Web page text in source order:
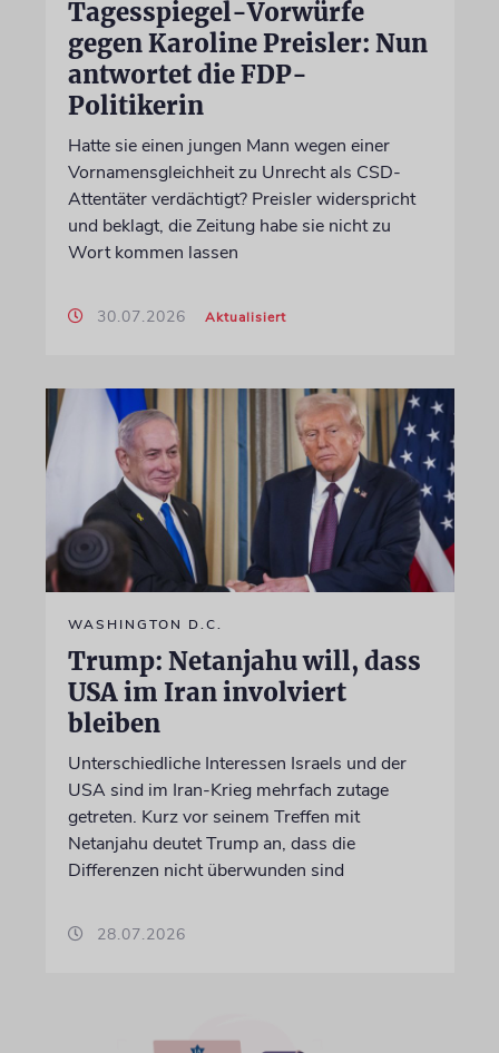
Tagesspiegel-Vorwürfe
gegen Karoline Preisler: Nun
antwortet die FDP-
Politikerin
Hatte sie einen jungen Mann wegen einer
Vornamensgleichheit zu Unrecht als CSD-
Attentäter verdächtigt? Preisler widerspricht
und beklagt, die Zeitung habe sie nicht zu
Wort kommen lassen
30.07.2026 Aktualisiert
WASHINGTON D.C.
Trump: Netanjahu will, dass
USA im Iran involviert
bleiben
Unterschiedliche Interessen Israels und der
USA sind im Iran-Krieg mehrfach zutage
getreten. Kurz vor seinem Treffen mit
Netanjahu deutet Trump an, dass die
Differenzen nicht überwunden sind
28.07.2026